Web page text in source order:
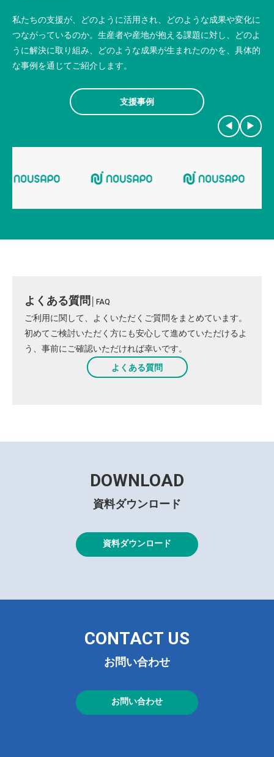
私たちの支援が、どのように活用され、どのような成果や変化に
つながっているのか。生産者や産地が抱える課題に対し、どのよ
うに解決に取り組み、どのような成果が生まれたのかを、具体的
な事例を通じてご紹介します。
支援事例
よくある質問 FAQ
ご利用に関して、よくいただくご質問をまとめています。
初めてご検討いただく方にも安心して進めていただけるよ
う、事前にご確認いただければ幸いです。
よくある質問
DOWNLOAD
資料ダウンロード
資料ダウンロード
CONTACT US
お問い合わせ
お問い合わせ